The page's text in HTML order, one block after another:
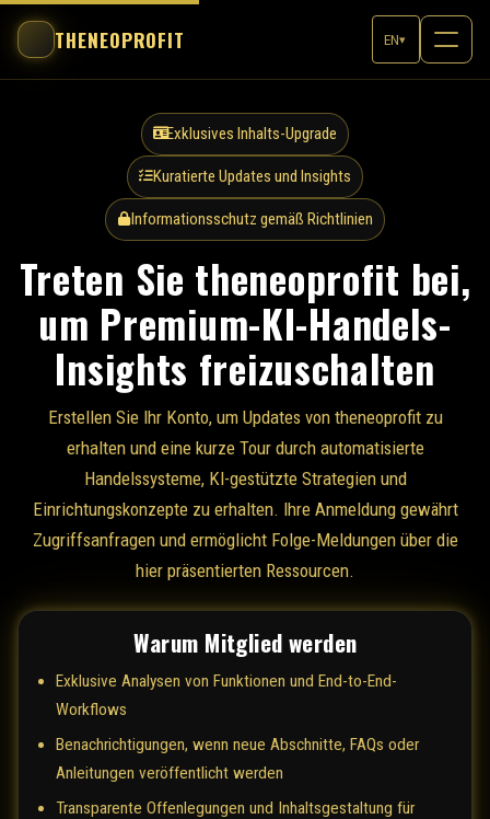
THENEOPROFIT EN▾
Exklusives Inhalts-Upgrade
Kuratierte Updates und Insights
Informationsschutz gemäß Richtlinien
Treten Sie theneoprofit bei,
um Premium-KI-Handels-
Insights freizuschalten
Erstellen Sie Ihr Konto, um Updates von theneoprofit zu
erhalten und eine kurze Tour durch automatisierte
Handelssysteme, KI-gestützte Strategien und
Einrichtungskonzepte zu erhalten. Ihre Anmeldung gewährt
Zugriffsanfragen und ermöglicht Folge-Meldungen über die
hier präsentierten Ressourcen.
Warum Mitglied werden
Exklusive Analysen von Funktionen und End-to-End-
Workflows
Benachrichtigungen, wenn neue Abschnitte, FAQs oder
Anleitungen veröffentlicht werden
Transparente Offenlegungen und Inhaltsgestaltung für